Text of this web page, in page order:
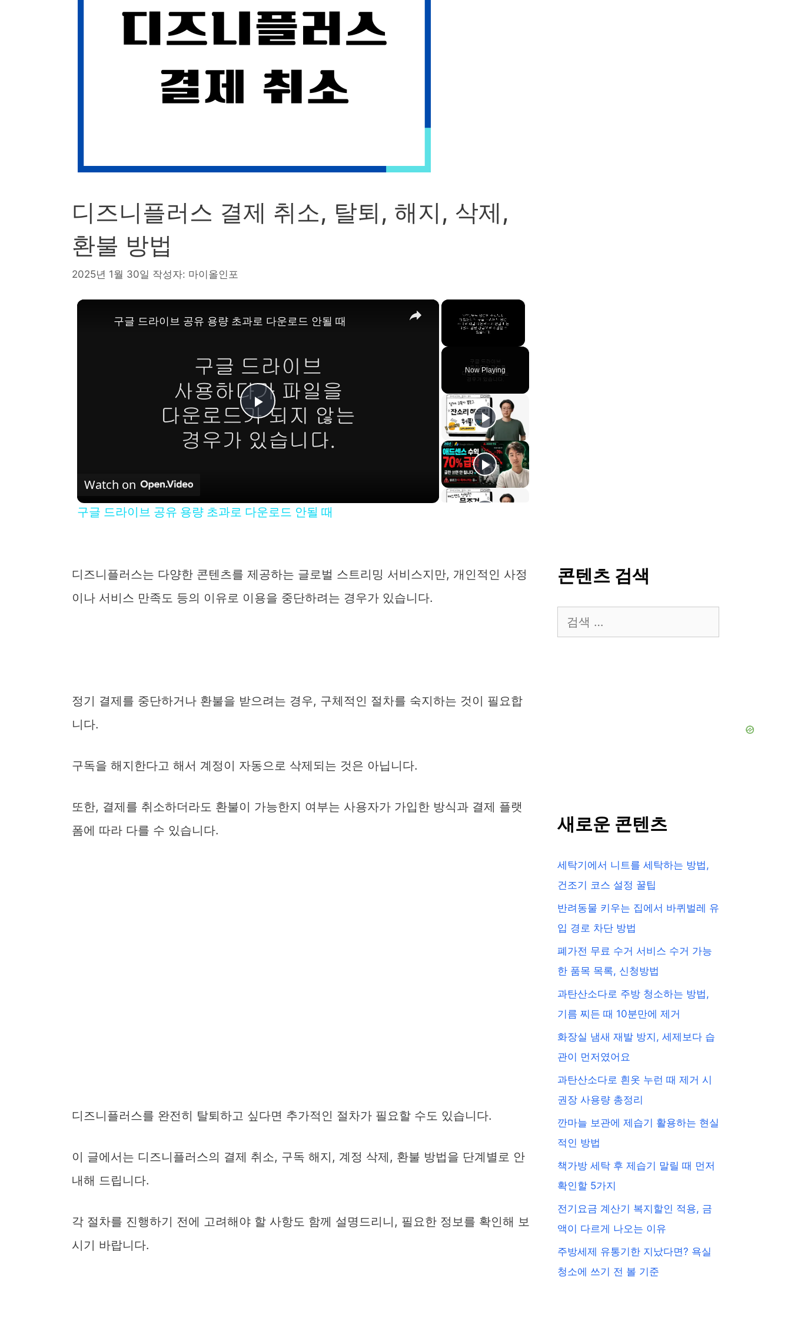
디즈니플러스 결제 취소, 탈퇴, 해지, 삭제,
환불 방법
2025년 1월 30일 작성자: 마이올인포
×
Now Playing
×
P
l
y
i
o
구글 드라이브 공유 용량 초과로 다운로드 안될 때
Watch on
구글 드라이브 공유 용량 초과로 다운로드 안될 때
디즈니플러스는 다양한 콘텐츠를 제공하는 글로벌 스트리밍 서비스지만, 개인적인 사정
이나 서비스 만족도 등의 이유로 이용을 중단하려는 경우가 있습니다.
정기 결제를 중단하거나 환불을 받으려는 경우, 구체적인 절차를 숙지하는 것이 필요합
니다.
구독을 해지한다고 해서 계정이 자동으로 삭제되는 것은 아닙니다.
또한, 결제를 취소하더라도 환불이 가능한지 여부는 사용자가 가입한 방식과 결제 플랫
폼에 따라 다를 수 있습니다.
디즈니플러스를 완전히 탈퇴하고 싶다면 추가적인 절차가 필요할 수도 있습니다.
이 글에서는 디즈니플러스의 결제 취소, 구독 해지, 계정 삭제, 환불 방법을 단계별로 안
내해 드립니다.
각 절차를 진행하기 전에 고려해야 할 사항도 함께 설명드리니, 필요한 정보를 확인해 보
시기 바랍니다.
콘텐츠 검색
색:
새로운 콘텐츠
세탁기에서 니트를 세탁하는 방법,
건조기 코스 설정 꿀팁
반려동물 키우는 집에서 바퀴벌레 유
입 경로 차단 방법
폐가전 무료 수거 서비스 수거 가능
한 품목 목록, 신청방법
과탄산소다로 주방 청소하는 방법,
기름 찌든 때 10분만에 제거
화장실 냄새 재발 방지, 세제보다 습
관이 먼저였어요
과탄산소다로 흰옷 누런 때 제거 시
권장 사용량 총정리
깐마늘 보관에 제습기 활용하는 현실
적인 방법
책가방 세탁 후 제습기 말릴 때 먼저
확인할 5가지
전기요금 계산기 복지할인 적용, 금
액이 다르게 나오는 이유
주방세제 유통기한 지났다면? 욕실
청소에 쓰기 전 볼 기준